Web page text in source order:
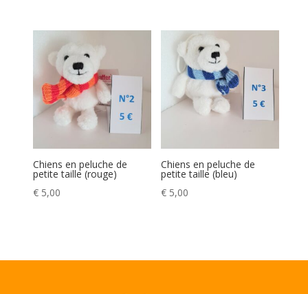
Chiens en peluche de
petite taille (rouge)
€5,00
Chiens en peluche de
petite taille (bleu)
€ 5,00